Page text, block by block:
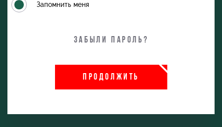
Запомнить меня
Забыли пароль?
ПРОДОЛЖИТЬ